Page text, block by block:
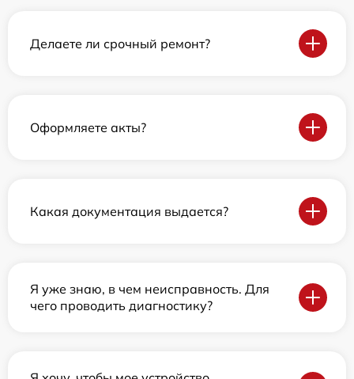
Делаете ли срочный ремонт?
Оформляете акты?
Какая документация выдается?
Я уже знаю, в чем неисправность. Для
чего проводить диагностику?